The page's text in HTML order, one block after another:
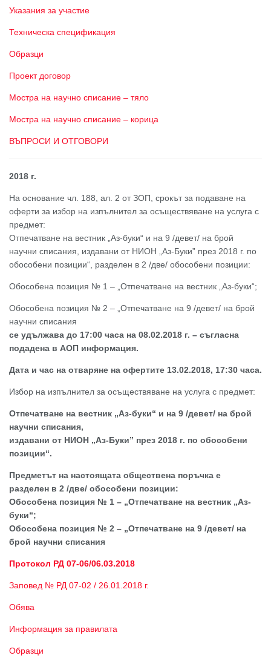
Указания за участие
Техническа спецификация
Образци
Проект договор
Мостра на научно списание – тяло
Мостра на научно списание – корица
ВЪПРОСИ И ОТГОВОРИ
2018 г.
На основание чл. 188, ал. 2 от ЗОП, срокът за подаване на
оферти за избор на изпълнител за осъществяване на услуга с
предмет:
Отпечатване на вестник „Аз-буки“ и на 9 /девет/ на брой
научни списания, издавани от НИОН „Аз-Буки” през 2018 г. по
обособени позиции“, разделен в 2 /две/ обособени позиции:
Обособена позиция № 1 – „Отпечатване на вестник „Аз-буки“;
Обособена позиция № 2 – „Отпечатване на 9 /девет/ на брой
научни списания
се удължава до 17:00 часа на 08.02.2018 г. – съгласна
подадена в АОП информация.
Дата и час на отваряне на офертите 13.02.2018, 17:30 часа.
Избор на изпълнител за осъществяване на услуга с предмет:
Отпечатване на вестник „Аз-буки“ и на 9 /девет/ на брой
научни списания,
издавани от НИОН „Аз-Буки” през 2018 г. по обособени
позиции“.
Предметът на настоящата обществена поръчка е
разделен в 2 /две/ обособени позиции:
Обособена позиция № 1 – „Отпечатване на вестник „Аз-
буки“;
Обособена позиция № 2 – „Отпечатване на 9 /девет/ на
брой научни списания
Протокол РД 07-06/06.03.2018
Заповед № РД 07-02 / 26.01.2018 г.
Обява
Информация за правилата
Образци